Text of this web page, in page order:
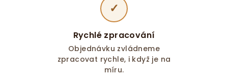
✓
Rychlé zpracování
Objednávku zvládneme
zpracovat rychle, i když je na
míru.